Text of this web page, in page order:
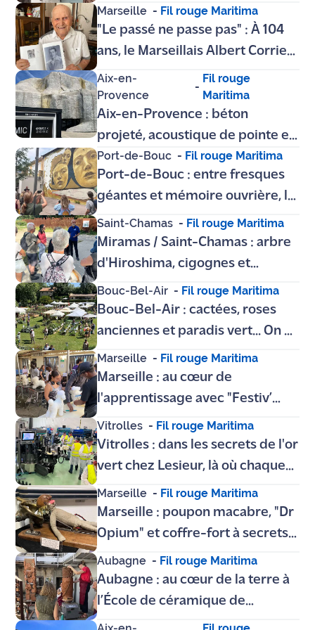
Pauvres célèbrent 80 ans de
fraternité à Beaumont
Marseille - Fil rouge Maritima
"Le passé ne passe pas" : À 104
ans, le Marseillais Albert Corrieri
raconte l’enfer du STO et son
combat pour la justice
Aix-en-
Provence
-
Fil rouge
Maritima
Aix-en-Provence : béton
projeté, acoustique de pointe et
loges de stars… Le 6MIC révèle
ses secrets pour Indus'3Days
Port-de-Bouc - Fil rouge Maritima
Port-de-Bouc : entre fresques
géantes et mémoire ouvrière, le
festival « Les Nouveaux Ateliers
» transforme la ville en musée
plein air
Saint-Chamas - Fil rouge Maritima
Miramas / Saint-Chamas : arbre
d'Hiroshima, cigognes et
vestiges industriels... On a
exploré les secrets du Parc de la
Poudrerie
Bouc-Bel-Air - Fil rouge Maritima
Bouc-Bel-Air : cactées, roses
anciennes et paradis vert... On a
plongé dans la magie des
Journées des Plantes d’Albertas
Marseille - Fil rouge Maritima
Marseille : au cœur de
l'apprentissage avec "Festiv’
Métiers" au CFA de la Bourse du
Travail
Vitrolles - Fil rouge Maritima
Vitrolles : dans les secrets de l'or
vert chez Lesieur, là où chaque
goutte de Puget est goûtée et
validée
Marseille - Fil rouge Maritima
Marseille : poupon macabre, "Dr
Opium" et coffre-fort à secrets...
Plongée dans les trésors oubliés
de l'Hôpital Sainte-Marguerite
Aubagne - Fil rouge Maritima
Aubagne : au cœur de la terre à
l’École de céramique de
Provence pour la journée portes